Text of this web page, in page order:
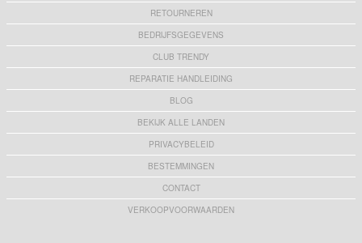
RETOURNEREN
BEDRIJFSGEGEVENS
CLUB TRENDY
REPARATIE HANDLEIDING
BLOG
BEKIJK ALLE LANDEN
PRIVACYBELEID
BESTEMMINGEN
CONTACT
VERKOOPVOORWAARDEN